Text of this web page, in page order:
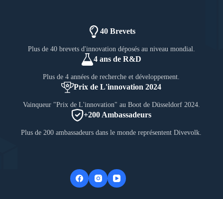
40 Brevets
Plus de 40 brevets d'innovation déposés au niveau mondial.
4 ans de R&D
Plus de 4 années de recherche et développement.
Prix de L'innovation 2024
Vainqueur "Prix de L'innovation" au Boot de Düsseldorf 2024.
+200 Ambassadeurs
Plus de 200 ambassadeurs dans le monde représentent Divevolk.